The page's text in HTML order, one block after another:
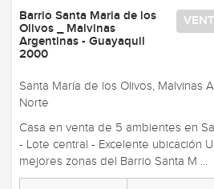
Barrio Santa Maria de los
Olivos _ Malvinas
Argentinas - Guayaquil
2000
Santa María de los Olivos, Malvinas
Norte
Casa en venta de 5 ambientes en
- Lote central - Excelente ubicación
mejores zonas del Barrio Santa M ...